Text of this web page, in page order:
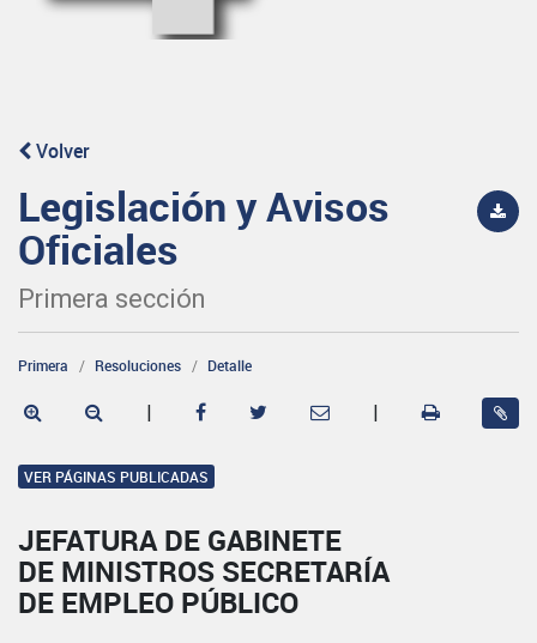
Volver
Legislación y Avisos
Oficiales
Primera sección
Primera Resoluciones Detalle
| |
VER PÁGINAS PUBLICADAS
JEFATURA DE GABINETE
DE MINISTROS SECRETARÍA
DE EMPLEO PÚBLICO